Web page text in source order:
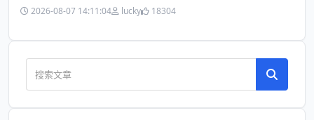
2026-08-07 14:11:04 lucky 18304